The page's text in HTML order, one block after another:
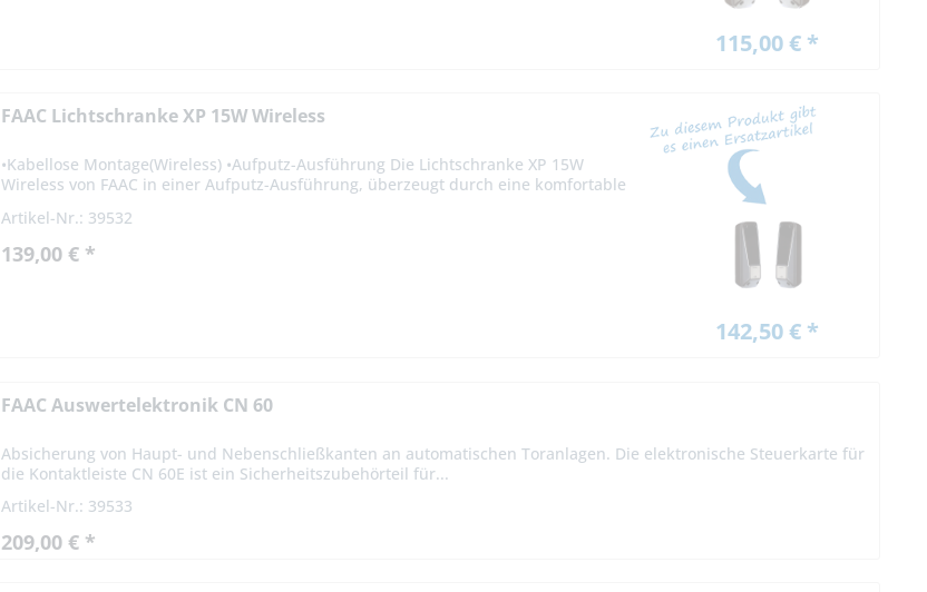
115,00 € *
FAAC Lichtschranke XP 15W Wireless
•Kabellose Montage(Wireless) •Aufputz-Ausführung Die Lichtschranke XP 15W
Wireless von FAAC in einer Aufputz-Ausführung, überzeugt durch eine komfortable
Artikel-Nr.: 39532
139,00 € *
142,50 € *
FAAC Auswertelektronik CN 60
Absicherung von Haupt- und Nebenschließkanten an automatischen Toranlagen. Die elektronische Steuerkarte für
die Kontaktleiste CN 60E ist ein Sicherheitszubehörteil für...
Artikel-Nr.: 39533
209,00 € *